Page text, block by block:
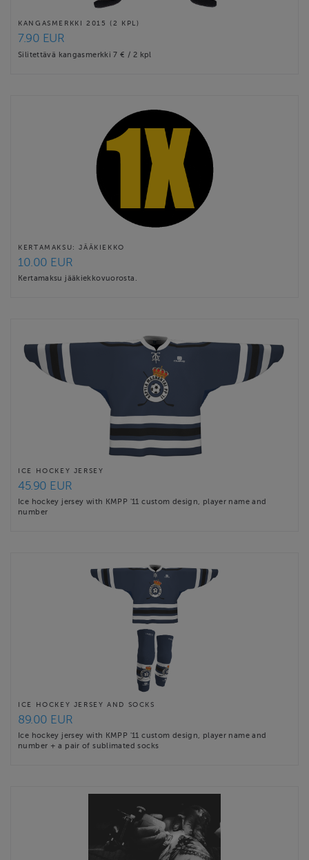
KANGASMERKKI 2015 (2 KPL)
7.90 EUR
Silitettävä kangasmerkki 7 € / 2 kpl
KERTAMAKSU: JÄÄKIEKKO
10.00 EUR
Kertamaksu jääkiekkovuorosta.
ICE HOCKEY JERSEY
45.90 EUR
Ice hockey jersey with KMPP '11 custom design, player name and
number
ICE HOCKEY JERSEY AND SOCKS
89.00 EUR
Ice hockey jersey with KMPP '11 custom design, player name and
number + a pair of sublimated socks